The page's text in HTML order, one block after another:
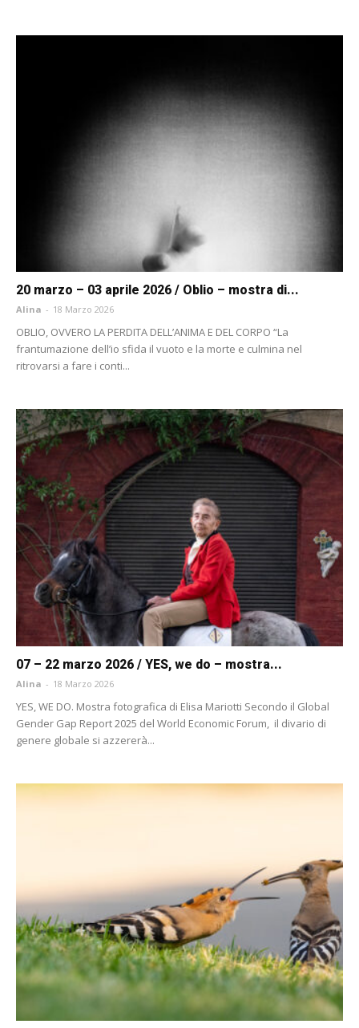
20 marzo – 03 aprile 2026 / Oblio – mostra di...
Alina - 18 Marzo 2026
OBLIO, OVVERO LA PERDITA DELL’ANIMA E DEL CORPO “La
frantumazione dell’io sfida il vuoto e la morte e culmina nel
ritrovarsi a fare i conti...
07 – 22 marzo 2026 / YES, we do – mostra...
Alina - 18 Marzo 2026
YES, WE DO. Mostra fotografica di Elisa Mariotti Secondo il Global
Gender Gap Report 2025 del World Economic Forum, il divario di
genere globale si azzererà...